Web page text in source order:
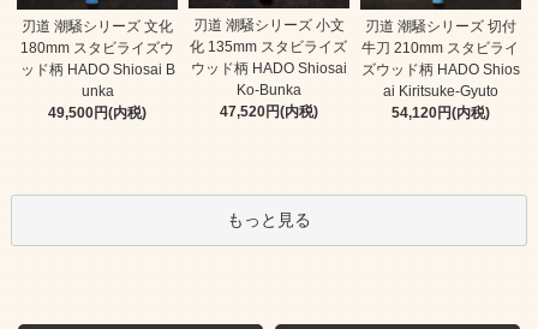
刃道 潮騒シリーズ 文化
180mm スタビライズウ
ッド柄 HADO Shiosai B
unka
49,500円(内税)
刃道 潮騒シリーズ 小文
化 135mm スタビライズ
ウッド柄 HADO Shiosai
Ko-Bunka
47,520円(内税)
刃道 潮騒シリーズ 切付
牛刀 210mm スタビライ
ズウッド柄 HADO Shios
ai Kiritsuke-Gyuto
54,120円(内税)
もっと見る